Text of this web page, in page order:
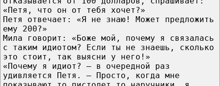
«Петя, что он от тебя хочет?»
Петя отвечает: «Я не знаю! Может предложить
ему 200?»
Мила говорит: «Боже мой, почему я связалась
с таким идиотом? Если ты не знаешь, сколько
это стоит, так выясни у него!»
«Почему я идиот? – в очередной раз
удивляется Петя. – Просто, когда мне